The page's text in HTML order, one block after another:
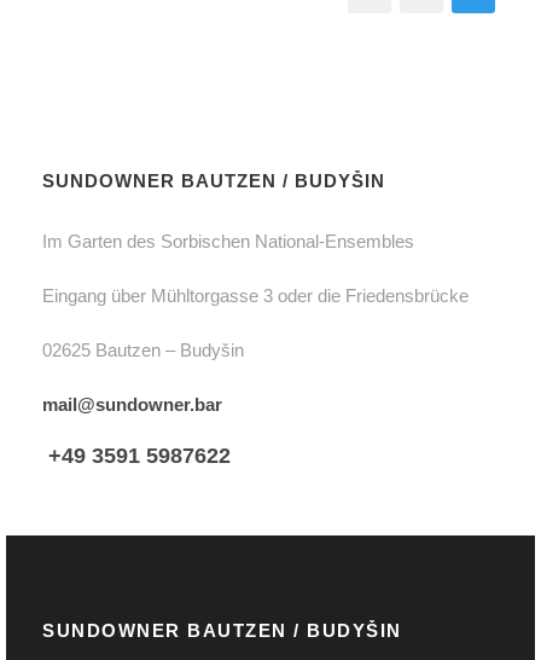
SUNDOWNER BAUTZEN / BUDYŠIN
Im Garten des Sorbischen National-Ensembles
Eingang über Mühltorgasse 3 oder die Friedensbrücke
02625 Bautzen – Budyšin
mail@sundowner.bar
+49 3591 5987622
SUNDOWNER BAUTZEN / BUDYŠIN